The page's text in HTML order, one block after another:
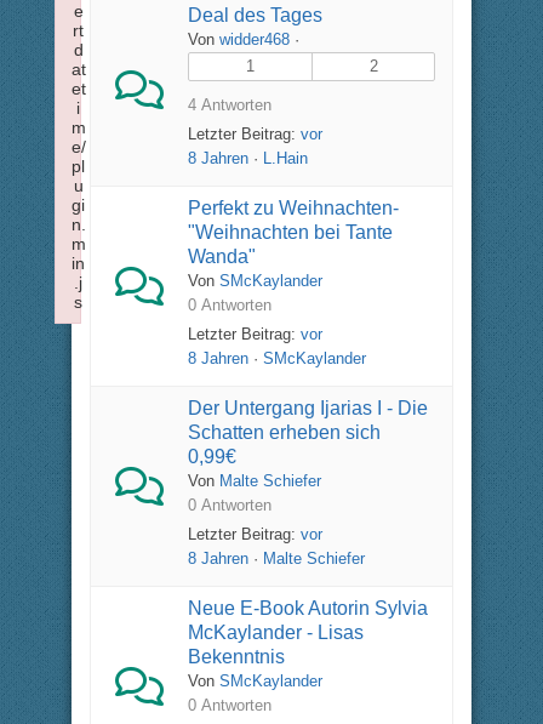
Deal des Tages
Von widder468 ·
1
2
4 Antworten
Letzter Beitrag: vor
8 Jahren · L.Hain
Perfekt zu Weihnachten-
"Weihnachten bei Tante
Wanda"
Von SMcKaylander
0 Antworten
Letzter Beitrag: vor
8 Jahren · SMcKaylander
Der Untergang Ijarias I - Die
Schatten erheben sich
0,99€
Von Malte Schiefer
0 Antworten
Letzter Beitrag: vor
8 Jahren · Malte Schiefer
Neue E-Book Autorin Sylvia
McKaylander - Lisas
Bekenntnis
Von SMcKaylander
0 Antworten
e
rt
d
at
et
i
m
e/
pl
u
gi
n.
m
in
.j
s
Failed to load plugin: insertdatetime from url https://